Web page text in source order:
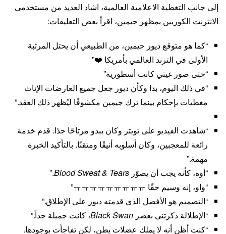
إلى جانب التغطية الاعلامية العالمية، اشاد العديد من مستخدمي
الانترنت الكوريين بمظهر جيمين، اقرأ بعض التعليقات:
“كما هو متوقع ديور جيمين، من الطبيعي أن يحتل المرتبة
الأولى في الترند العالمي بأمريكا ❤️”
“حتى صور غيتي كانت أسطورية”
“في ذلك اليوم، بدا وكأن ديور جعل جميع العارضات الإناث
مغطيات بإحكام بينما ترك جيمين مكشوفًا ليُظهر ذلك العقد.”
“شاهدت الفيديو على تويتر وكان يبدو مرتاحًا جدًا. قدم خدمة
رائعة للمعجبين، وكان أسلوبه أنيقًا ومتقنًا. بالتأكيد الخبرة
مهمة.”
“أوه، كأنه يجب أن يصوّر Blood Sweat & Tears
.”
“واو، إنه وسيم حقًا ㅠㅠㅠㅠㅠㅠㅠㅠㅠ”
“التصميم هو الأفضل الذي قدمته ديور على الإطلاق.”
“الإطلالة ذكرتني بعصر Black Swan، كانت جميلة جداً.”
“كنت أظن أنه لا يملك عضلات بطن، لكن تفاجأت بوجودها.